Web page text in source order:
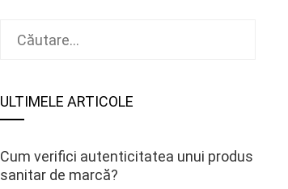
ULTIMELE ARTICOLE
Cum verifici autenticitatea unui produs
sanitar de marcă?